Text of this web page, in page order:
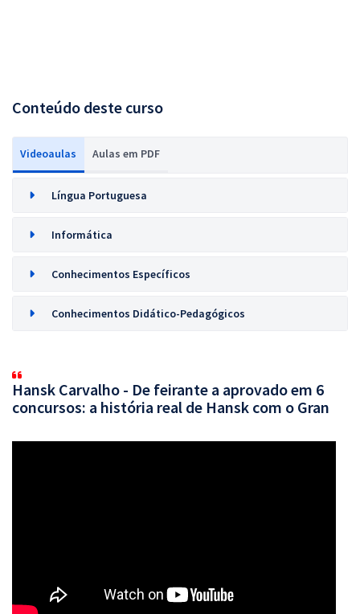
Conteúdo deste curso
Videoaulas Aulas em PDF
Língua Portuguesa
Informática
Conhecimentos Específicos
Conhecimentos Didático-Pedagógicos
Hansk Carvalho - De feirante a aprovado em 6
concursos: a história real de Hansk com o Gran